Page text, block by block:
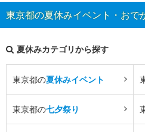
東京都の夏休みイベント・おで
夏休みカテゴリから探す
東京都の夏休みイベント
東京都の七夕祭り